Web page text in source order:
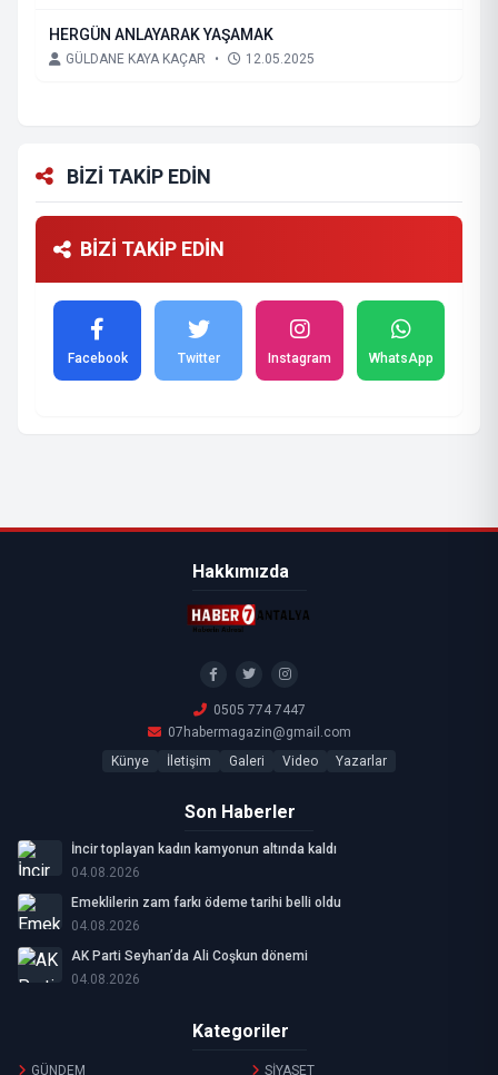
HERGÜN ANLAYARAK YAŞAMAK
GÜLDANE KAYA KAÇAR • 12.05.2025
BİZİ TAKİP EDİN
BİZİ TAKİP EDİN
Facebook Twitter Instagram WhatsApp
Hakkımızda
0505 774 7447
07habermagazin@gmail.com
Künye
İletişim Galeri Video Yazarlar
Son Haberler
İncir toplayan kadın kamyonun altında kaldı
04.08.2026
Emeklilerin zam farkı ödeme tarihi belli oldu
04.08.2026
AK Parti Seyhan’da Ali Coşkun dönemi
04.08.2026
Kategoriler
GÜNDEM SİYASET